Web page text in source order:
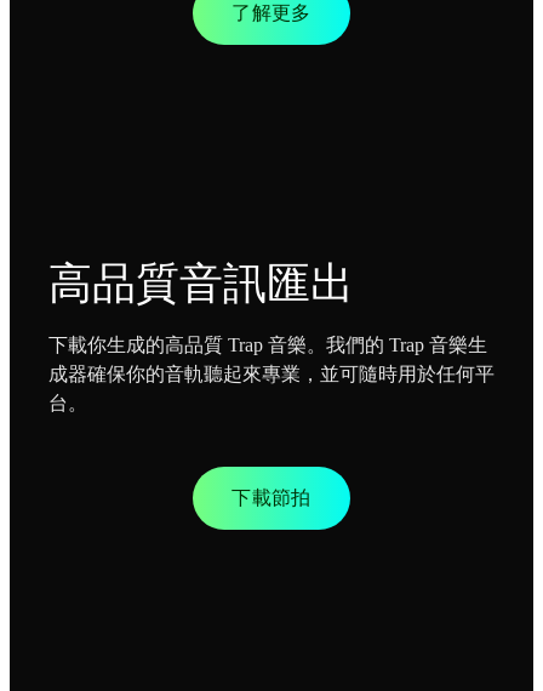
了解更多
高品質音訊匯出
下載你生成的高品質 Trap 音樂。我們的 Trap 音樂生
成器確保你的音軌聽起來專業，並可隨時用於任何平
台。
下載節拍